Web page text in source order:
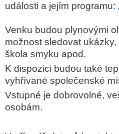
události a jejím programu:
Venku budou plynovými
možnost sledovat
škola smyku apod.
K dispozici budou také
vyhřívané společenské
Vstupné je dobrovolné,
osobám.